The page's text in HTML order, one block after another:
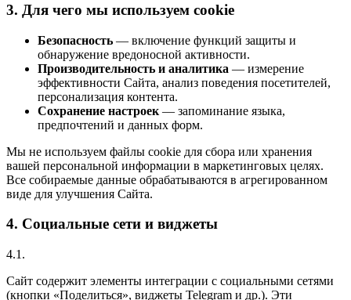
3. Для чего мы используем cookie
Безопасность — включение функций защиты и
обнаружение вредоносной активности.
Производительность и аналитика — измерение
эффективности Сайта, анализ поведения посетителей,
персонализация контента.
Сохранение настроек — запоминание языка,
предпочтений и данных форм.
Мы не используем файлы cookie для сбора или хранения
вашей персональной информации в маркетинговых целях.
Все собираемые данные обрабатываются в агрегированном
виде для улучшения Сайта.
4. Социальные сети и виджеты
4.1.
Сайт содержит элементы интеграции с социальными сетями
(кнопки «Поделиться», виджеты Telegram и др.). Эти